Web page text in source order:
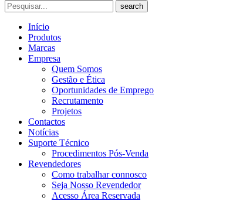
search
Início
Produtos
Marcas
Empresa
Quem Somos
Gestão e Ética
Oportunidades de Emprego
Recrutamento
Projetos
Contactos
Notícias
Suporte Técnico
Procedimentos Pós-Venda
Revendedores
Como trabalhar connosco
Seja Nosso Revendedor
Acesso Área Reservada